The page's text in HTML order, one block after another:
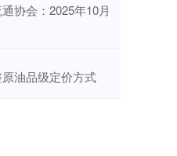
协会：2025年10月
油品级定价方式